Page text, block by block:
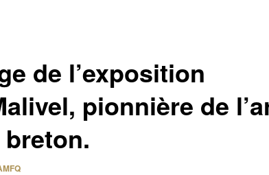
de l’exposition
pionnière de